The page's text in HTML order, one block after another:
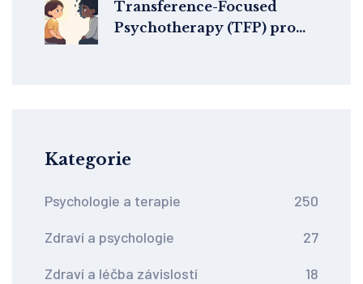
Transference-Focused
Psychotherapy (TFP) pro
Kategorie
Psychologie a terapie 250
Zdraví a psychologie 27
Zdraví a léčba závislostí 18